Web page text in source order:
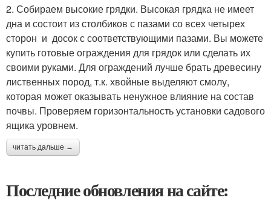
2. Собираем высокие грядки. Высокая грядка не имеет
дна и состоит из столбиков с пазами со всех четырех
сторон и досок с соответствующими пазами. Вы можете
купить готовые ограждения для грядок или сделать их
своими руками. Для ограждений лучше брать древесину
лиственных пород, т.к. хвойные выделяют смолу,
которая может оказывать ненужное влияние на состав
почвы. Проверяем горизонтальность установки садового
ящика уровнем.
читать дальше →
Последние обновления на сайте: